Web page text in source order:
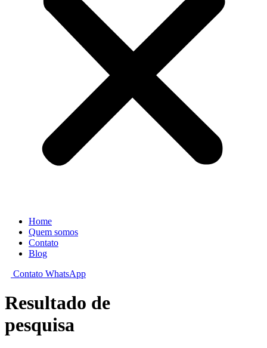
Home
Quem somos
Contato
Blog
Contato WhatsApp
Resultado de
pesquisa